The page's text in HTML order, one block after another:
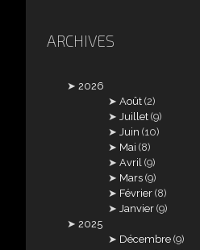
ARCHIVES
2026
Août (2)
Juillet (9)
Juin (10)
Mai (8)
Avril (9)
Mars (9)
Février (8)
Janvier (9)
2025
Décembre (9)